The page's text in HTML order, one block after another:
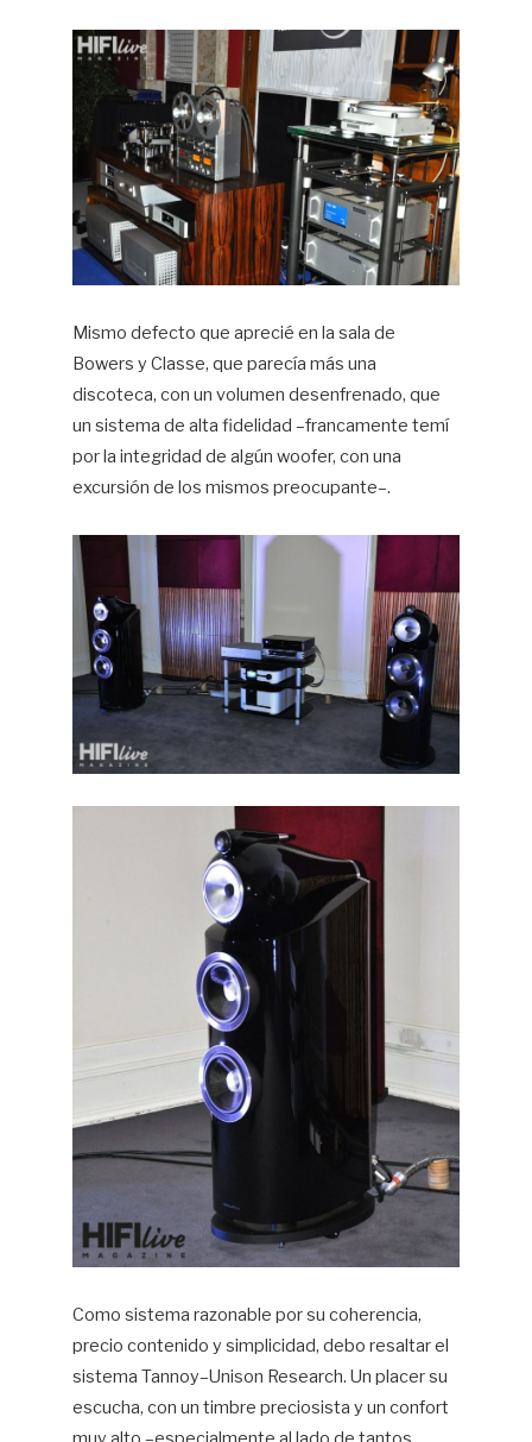
Mismo defecto que aprecié en la sala de
Bowers y Classe, que parecía más una
discoteca, con un volumen desenfrenado, que
un sistema de alta fidelidad –francamente temí
por la integridad de algún woofer, con una
excursión de los mismos preocupante–.
Como sistema razonable por su coherencia,
precio contenido y simplicidad, debo resaltar el
sistema Tannoy–Unison Research. Un placer su
escucha, con un timbre preciosista y un confort